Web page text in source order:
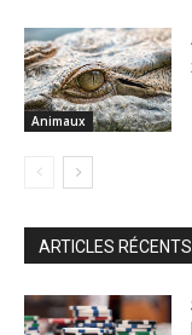
Animaux
ARTICLES RÉCENTS